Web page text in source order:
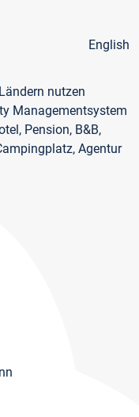
English
nutzen
Managementsystem
Pension, B&B,
Agentur